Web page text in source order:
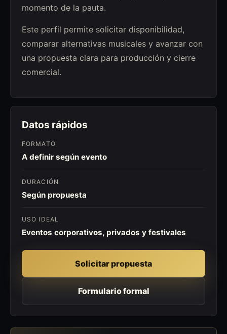
momento de la pauta.
Este perfil permite solicitar disponibilidad,
comparar alternativas musicales y avanzar con
una propuesta clara para producción y cierre
comercial.
Datos rápidos
FORMATO
A definir según evento
DURACIÓN
Según propuesta
USO IDEAL
Eventos corporativos, privados y festivales
Solicitar propuesta
Formulario formal